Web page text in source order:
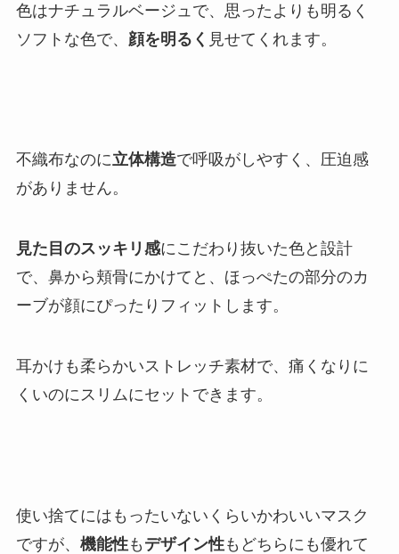
色はナチュラルベージュで、思ったよりも明るく
ソフトな色で、 顔を明るく 見せてくれます。
不織布なのに立体構造で呼吸がしやすく、圧迫感
がありません。
見た目のスッキリ感にこだわり抜いた色と設計
で、鼻から頬骨にかけてと、ほっぺたの部分のカ
ーブが顔にぴったりフィットします。
耳かけも柔らかいストレッチ素材で、痛くなりに
くいのにスリムにセットできます。
使い捨てにはもったいないくらいかわいいマスク
ですが、 機能性も デザイン性もどちらにも優れて